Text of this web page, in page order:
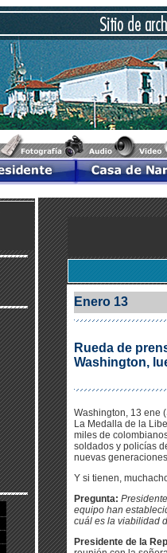
Enero 13
Rueda de
Washington,
Washington, 13 ene
La Medalla de la
miles de
soldados y policías
nuevas
Y si tienen,
Pregunta:
equipo han
cuál es la viabilidad
Presidente de la